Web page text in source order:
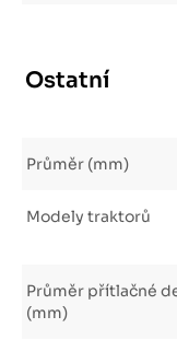
Ostatní
Průměr (mm)
Modely traktorů
Průměr přítlačné
(mm)